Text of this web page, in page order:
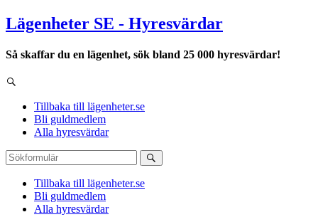
Lägenheter SE - Hyresvärdar
Så skaffar du en lägenhet, sök bland 25 000 hyresvärdar!
Tillbaka till lägenheter.se
Bli guldmedlem
Alla hyresvärdar
Tillbaka till lägenheter.se
Bli guldmedlem
Alla hyresvärdar